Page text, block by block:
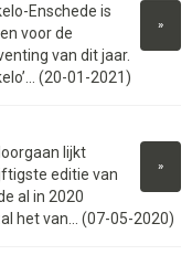
»
Enschede is
voor de
van dit jaar.
(20-01-2021)
»
lijkt
editie van
al in 2020
het van... (07-05-2020)